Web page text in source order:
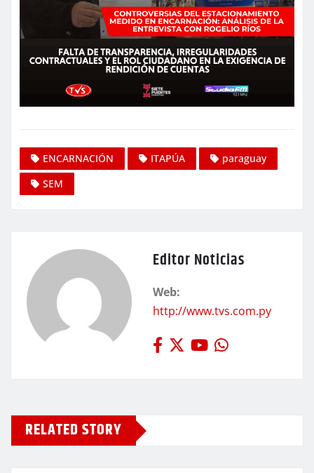
ENCARNACIÓN ITAPÚA
paraguay
SEM
Editor Noticias
Web:
http://www.tvs.com.py
RELATED STORY